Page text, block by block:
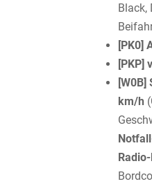
Black,
[PK0]
[PKP]
[W0B]
km/h